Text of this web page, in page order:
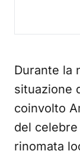
Durante la
situazione
coinvolto
del
rinomata